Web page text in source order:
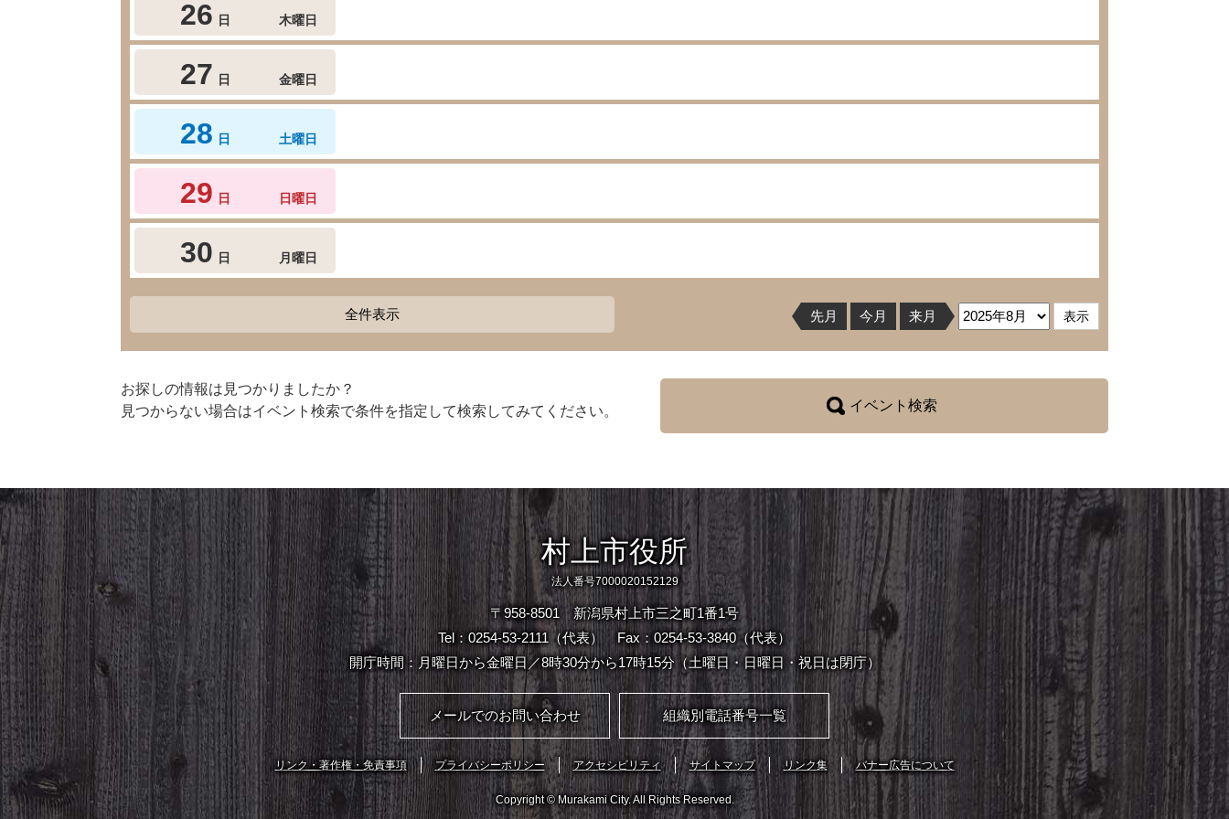
26 日 木曜日
27 日 金曜日
28 日 土曜日
29 日 日曜日
30 日 月曜日
全件表示 先月 今月 来月
お探しの情報は見つかりましたか？
見つからない場合はイベント検索で条件を指定して検索してみてください。
イベント検索
村上市役所
法人番号7000020152129
〒958-8501 新潟県村上市三之町1番1号
Tel：0254-53-2111（代表）
Fax：0254-53-3840（代表）
開庁時間：月曜日から金曜日／8時30分から17時15分（土曜日・日曜日・祝日は閉庁）
メールでのお問い合わせ 組織別電話番号一覧
リンク・著作権・免責事項 プライバシーポリシー アクセシビリティ サイトマップ リンク集 バナー広告について
Copyright © Murakami City. All Rights Reserved.